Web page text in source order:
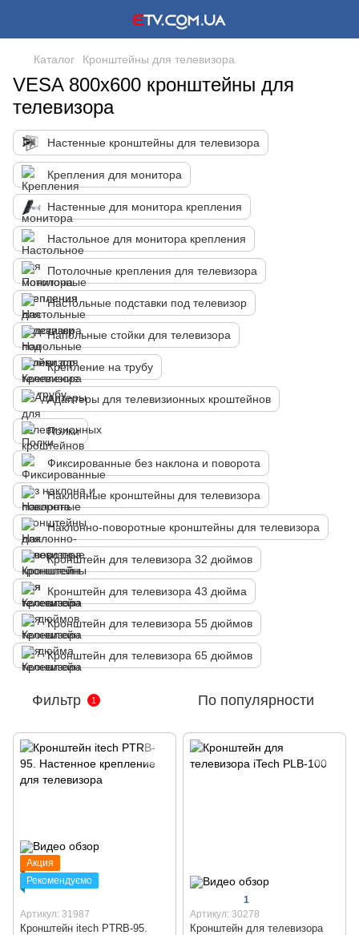
Каталог Кронштейны для телевизора
VESA 800x600 кронштейны для
телевизора
Настенные кронштейны для телевизора
Крепления для монитора
Настенные для монитора крепления
Настольное для монитора крепления
Потолочные крепления для телевизора
Настольные подставки под телевизор
Напольные стойки для телевизора
Крепление на трубу
Адаптеры для телевизионных кроштейнов
Полки
Фиксированные без наклона и поворота
Наклонные кронштейны для телевизора
Наклонно-поворотные кронштейны для телевизора
Кронштейн для телевизора 32 дюймов
Кронштейн для телевизора 43 дюйма
Кронштейн для телевизора 55 дюймов
Кронштейн для телевизора 65 дюймов
Фильтр 1 По популярности
Акция
Рекомендуємо
Артикул: 31987
Кронштейн itech PTRB-95.
1
Артикул: 30278
Кронштейн для телевизора